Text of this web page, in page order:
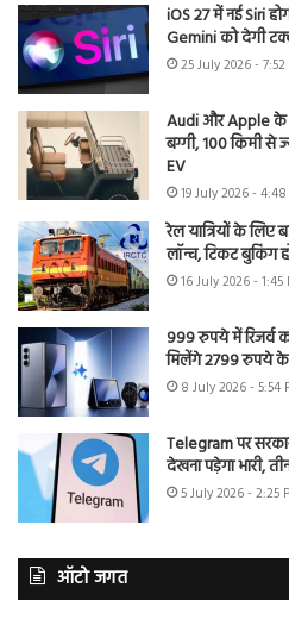
iOS 27 में नई Siri
Gemini को देगी
25 July 2026 - 7:52
Audi और Apple के
बग्गी, 100 किमी से
EV
19 July 2026 -
रेल यात्रियों के लिए
लॉन्च, टिकट
16 July 2026 - 1:45
999 रुपये में रिजर्व
मिलेंगे 2799 रुपये
8 July 2026 - 5:54
Telegram पर
देखना पड़ेगा भारी,
5 July 2026 - 2:25
ऑटो जगत